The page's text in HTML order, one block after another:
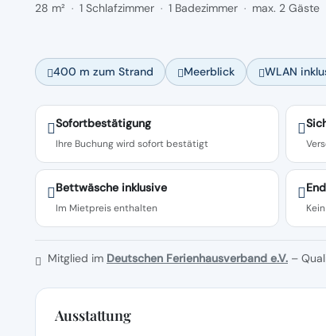
28 m² · 1 Schlafzimmer · 1 Badezimmer · max. 2 Gäste
400 m zum Strand Meerblick WLAN
Sofortbestätigung
Ihre Buchung wird sofort bestätigt
Bettwäsche inklusive
Im Mietpreis enthalten
Mitglied im Deutschen Ferienhausverband e.V. –
Ausstattung